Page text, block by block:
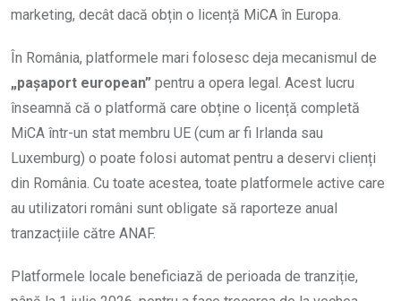
marketing, decât dacă obțin o licență MiCA în Europa.
În România, platformele mari folosesc deja mecanismul de
„pașaport european” pentru a opera legal. Acest lucru
înseamnă că o platformă care obține o licență completă
MiCA într-un stat membru UE (cum ar fi Irlanda sau
Luxemburg) o poate folosi automat pentru a deservi clienți
din România. Cu toate acestea, toate platformele active care
au utilizatori români sunt obligate să raporteze anual
tranzacțiile către ANAF.
Platformele locale beneficiază de perioada de tranziție,